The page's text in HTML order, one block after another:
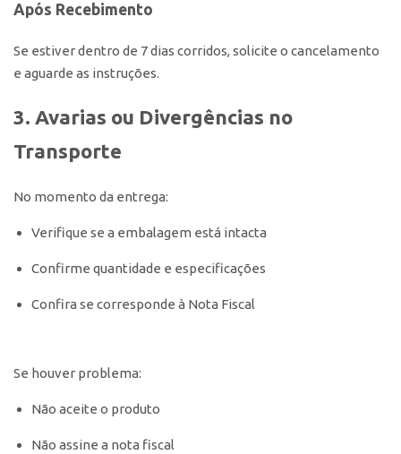
Após Recebimento
Se estiver dentro de 7 dias corridos, solicite o cancelamento
e aguarde as instruções.
3. Avarias ou Divergências no
Transporte
No momento da entrega:
Verifique se a embalagem está intacta
Confirme quantidade e especificações
Confira se corresponde à Nota Fiscal
Se houver problema:
Não aceite o produto
Não assine a nota fiscal